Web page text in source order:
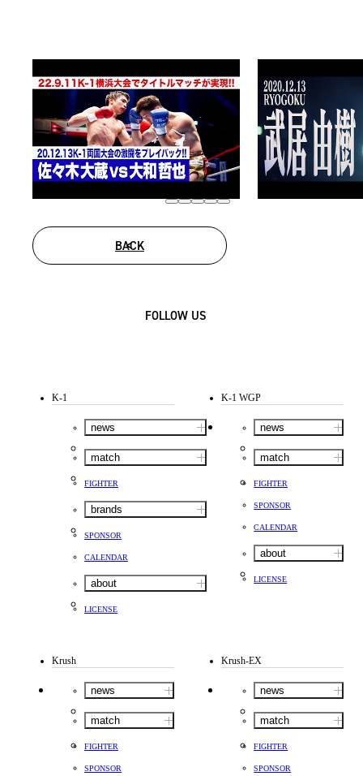
BACK
FOLLOW US
K-1
news
match
FIGHTER
brands
SPONSOR
CALENDAR
about
LICENSE
K-1 WGP
news
match
FIGHTER
SPONSOR
CALENDAR
about
LICENSE
Krush
news
match
FIGHTER
SPONSOR
Krush-EX
news
match
FIGHTER
SPONSOR